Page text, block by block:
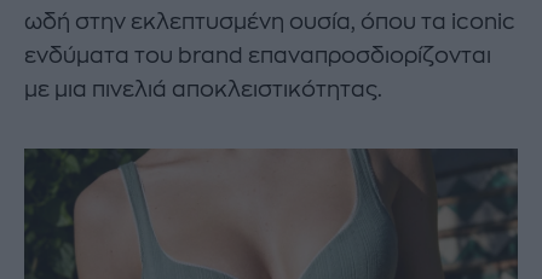
ωδή στην εκλεπτυσμένη ουσία, όπου τα iconic
ενδύματα του brand επαναπροσδιορίζονται
με μια πινελιά αποκλειστικότητας.